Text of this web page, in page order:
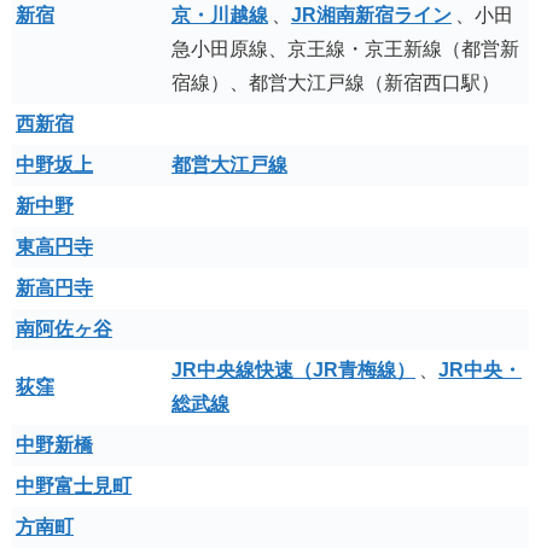
新宿
京・川越線
JR湘南新宿ライン
、小田
急小田原線、京王線・京王新線（都営新
宿線）、都営大江戸線（新宿西口駅）
西新宿
中野坂上
都営大江戸線
新中野
東高円寺
新高円寺
南阿佐ヶ谷
荻窪
JR中央線快速（JR青梅線）
JR中央・
総武線
中野新橋
中野富士見町
方南町